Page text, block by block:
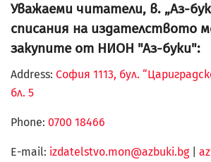
Уважаеми читатели, в. „Аз-
списания на издателството
закупите от НИОН "Аз-буки":
Address: София 1113, бул.
бл. 5
Phone: 0700 18466
Е-mail: izdatelstvo.mon@azbuki.bg|